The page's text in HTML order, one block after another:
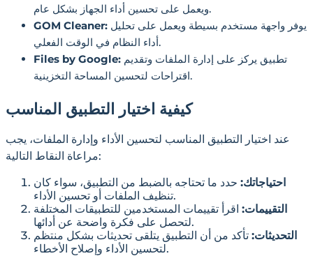
ويعمل على تحسين أداء الجهاز بشكل عام.
GOM Cleaner:
أداء النظام في الوقت الفعلي.
Files by Google:
اقتراحات لتحسين المساحة التخزينية.
كيفية اختيار التطبيق المناسب
عند اختيار التطبيق المناسب لتحسين الأداء وإدارة الملفات، يجب
مراعاة النقاط التالية:
احتياجاتك: حدد ما تحتاجه بالضبط من التطبيق، سواء كان
تنظيف الملفات أو تحسين الأداء.
التقييمات: اقرأ تقييمات المستخدمين للتطبيقات المختلفة
لتحصل على فكرة واضحة عن أدائها.
التحديثات: تأكد من أن التطبيق يتلقى تحديثات بشكل منتظم
لتحسين الأداء وإصلاح الأخطاء.